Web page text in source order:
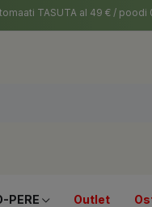
TASUTA al 49 € / poodi
PERE Outlet